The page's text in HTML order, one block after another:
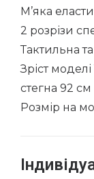
М’яка
2 розрізи
Тактильна
Зріст
стегна 92 см
Розмір на